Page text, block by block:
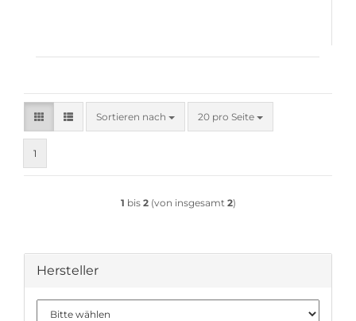
Sortieren nach
Sortieren nach 20 pro Seite
pro Seite
1
1 bis 2(von insgesamt 2)
Hersteller